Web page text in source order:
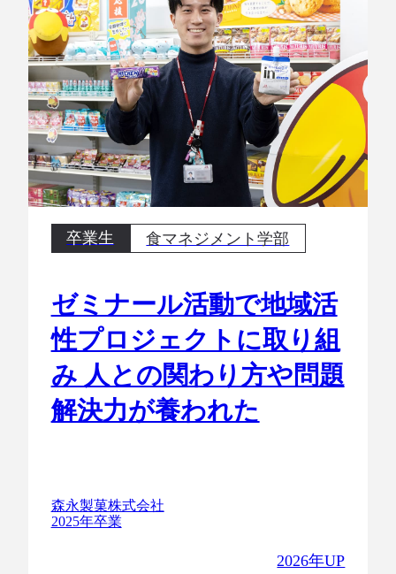
卒業生 食マネジメント学部
ゼミナール活動で地域活
性プロジェクトに取り組
み 人との関わり方や問題
解決力が養われた
森永製菓株式会社
2025年卒業
2026年UP